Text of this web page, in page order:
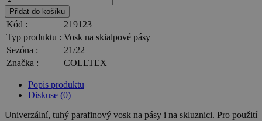
Přidat do košíku
Kód :
219123
Typ produktu : Vosk na skialpové pásy
Sezóna :
21/22
Značka :
COLLTEX
Popis produktu
Diskuse (0)
Univerzální, tuhý parafinový vosk na pásy i na skluznici. Pro použití